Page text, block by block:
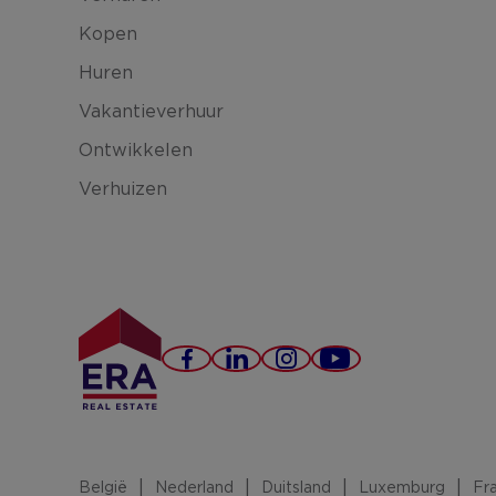
Facebook
LinkedInInstagram
YouTube
Kopen
Huren
Vakantieverhuur
Ontwikkelen
Verhuizen
België Nederland Duitsland Luxemburg